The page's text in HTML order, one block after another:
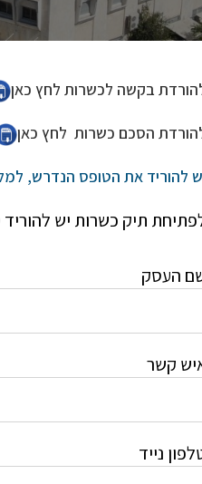
בקשה לכשרות לחץ כאן
הסכם כשרות לחץ כאן
להוריד את הטופס הנדרש,
תיק כשרות יש
העסק
קשר
נייד